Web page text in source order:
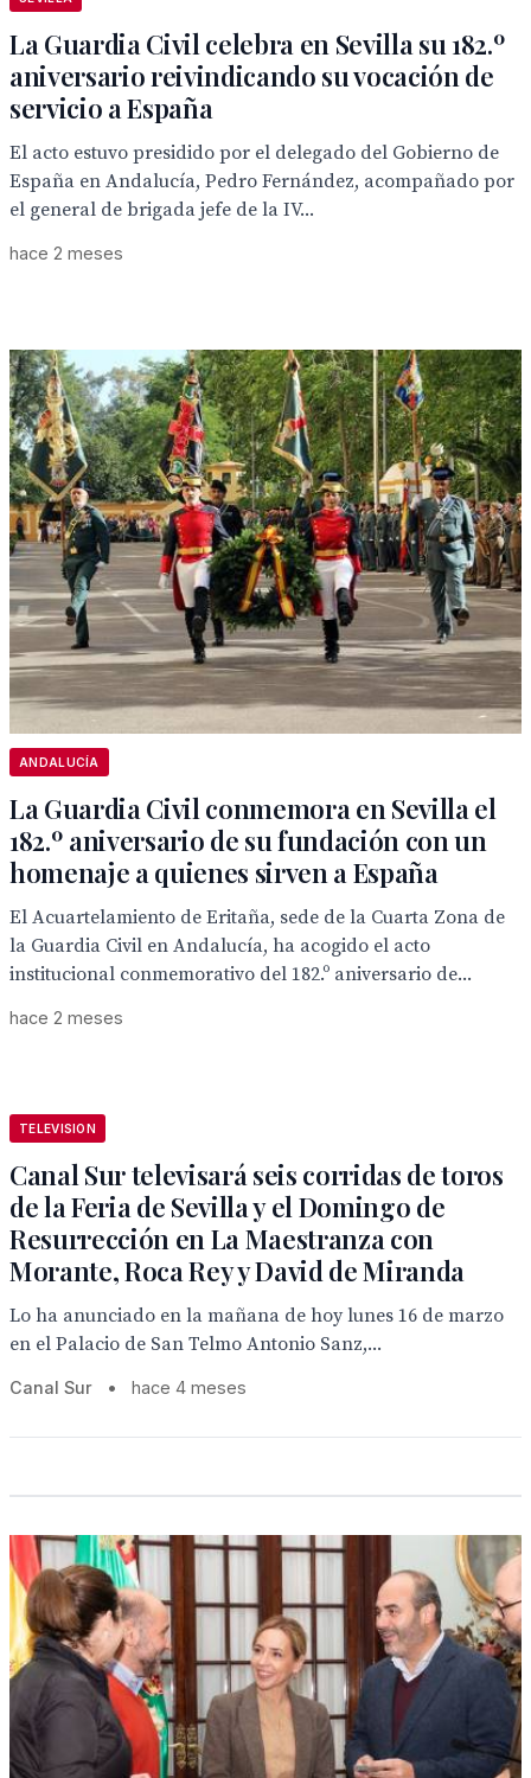
La Guardia Civil celebra en Sevilla su 182.º
aniversario reivindicando su vocación de
servicio a España
El acto estuvo presidido por el delegado del Gobierno de
España en Andalucía, Pedro Fernández, acompañado por
el general de brigada jefe de la IV...
hace 2 meses
ANDALUCÍA
La Guardia Civil conmemora en Sevilla el
182.º aniversario de su fundación con un
homenaje a quienes sirven a España
El Acuartelamiento de Eritaña, sede de la Cuarta Zona de
la Guardia Civil en Andalucía, ha acogido el acto
institucional conmemorativo del 182.º aniversario de...
hace 2 meses
TELEVISION
Canal Sur televisará seis corridas de toros
de la Feria de Sevilla y el Domingo de
Resurrección en La Maestranza con
Morante, Roca Rey y David de Miranda
Lo ha anunciado en la mañana de hoy lunes 16 de marzo
en el Palacio de San Telmo Antonio Sanz,...
Canal Sur • hace 4 meses